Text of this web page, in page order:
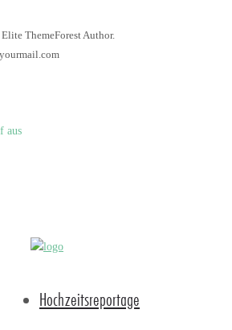
Elite ThemeForest Author.
Hochzeitsreportage